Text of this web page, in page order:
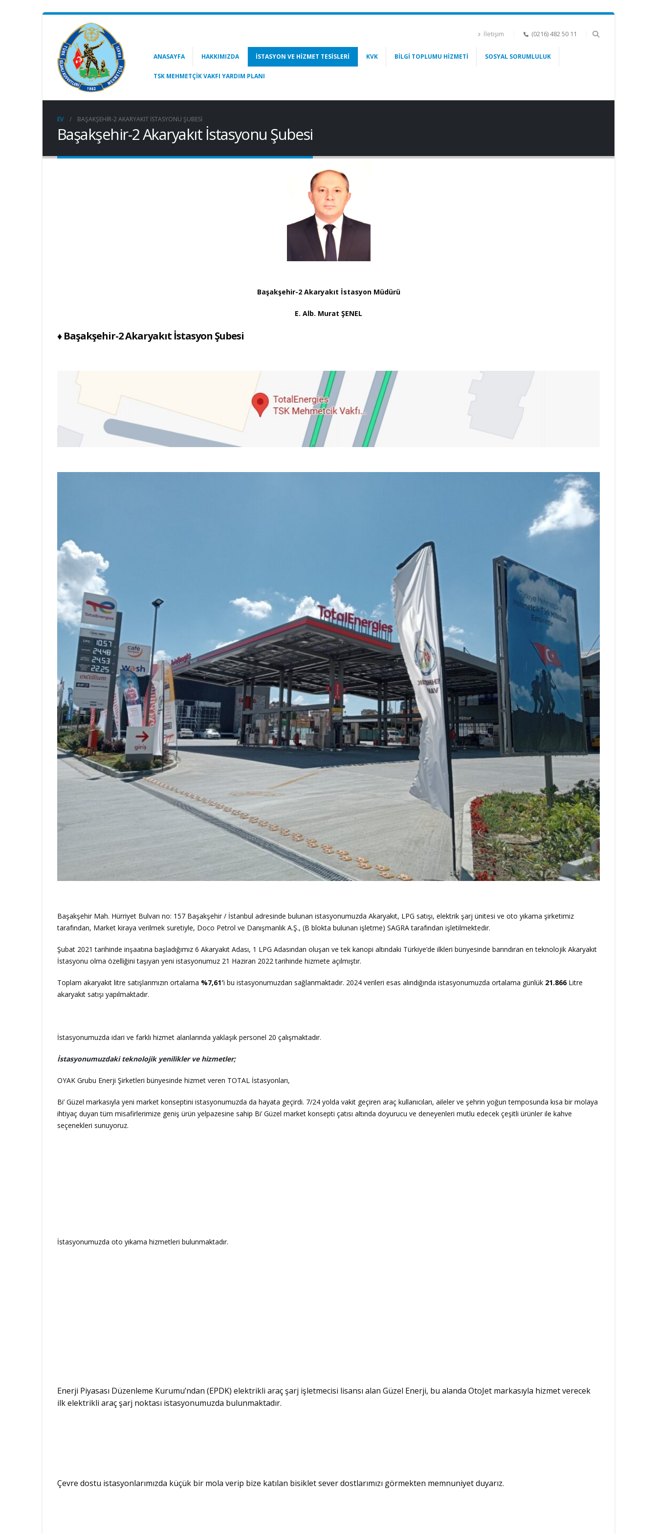
İletişim (0216) 482 50 11
ANASAYFA HAKKIMIZDA İSTASYON VE HIZMET TESISLERI KVK BILGI TOPLUMU HIZMETI SOSYAL SORUMLULUK
TSK MEHMETÇIK VAKFI YARDIM PLANI
EV BAŞAKŞEHIR-2 AKARYAKIT İSTASYONU ŞUBESI
Başakşehir-2 Akaryakıt İstasyonu Şubesi
Başakşehir-2 Akaryakıt İstasyon Müdürü
E. Alb. Murat ŞENEL
♦ Başakşehir-2 Akaryakıt İstasyon Şubesi
Başakşehir Mah. Hürriyet Bulvarı no: 157 Başakşehir / İstanbul adresinde bulunan istasyonumuzda Akaryakıt, LPG satışı, elektrik şarj ünitesi ve oto yıkama şirketimiz
tarafından, Market kiraya verilmek suretiyle, Doco Petrol ve Danışmanlık A.Ş., (B blokta bulunan işletme) SAGRA tarafından işletilmektedir.
Şubat 2021 tarihinde inşaatına başladığımız 6 Akaryakıt Adası, 1 LPG Adasından oluşan ve tek kanopi altındaki Türkiye’de ilkleri bünyesinde barındıran en teknolojik Akaryakıt
İstasyonu olma özelliğini taşıyan yeni istasyonumuz 21 Haziran 2022 tarihinde hizmete açılmıştır.
Toplam akaryakıt litre satışlarımızın ortalama %7,61′i bu istasyonumuzdan sağlanmaktadır. 2024 verileri esas alındığında istasyonumuzda ortalama günlük 21.866Litre
akaryakıt satışı yapılmaktadır.
İstasyonumuzda idari ve farklı hizmet alanlarında yaklaşık personel 20 çalışmaktadır.
İstasyonumuzdaki teknolojik yenilikler ve hizmetler;
OYAK Grubu Enerji Şirketleri bünyesinde hizmet veren TOTAL İstasyonları,
Bi’ Güzel markasıyla yeni market konseptini istasyonumuzda da hayata geçirdi. 7/24 yolda vakit geçiren araç kullanıcıları, aileler ve şehrin yoğun temposunda kısa bir molaya
ihtiyaç duyan tüm misafirlerimize geniş ürün yelpazesine sahip Bi’ Güzel market konsepti çatısı altında doyurucu ve deneyenleri mutlu edecek çeşitli ürünler ile kahve
seçenekleri sunuyoruz.
İstasyonumuzda oto yıkama hizmetleri bulunmaktadır.
Enerji Piyasası Düzenleme Kurumu’ndan (EPDK) elektrikli araç şarj işletmecisi lisansı alan Güzel Enerji, bu alanda OtoJet markasıyla hizmet verecek
ilk elektrikli araç şarj noktası istasyonumuzda bulunmaktadır.
Çevre dostu istasyonlarımızda küçük bir mola verip bize katılan bisiklet sever dostlarımızı görmekten memnuniyet duyarız.